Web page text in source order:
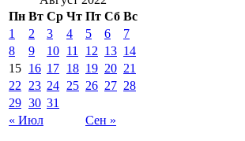
Пн Вт Ср Чт Пт Сб Вс
« Июл Сен »
1 2 3 4 5 6
7
8
9 10 11 12 13 14
15 16 17 18 19 20 21
22
23 24 25 26 27 28
29 30 31